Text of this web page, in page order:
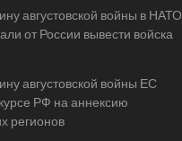
августовской войны в НАТО
от России вывести войска
августовской войны ЕС
РФ на аннексию
регионов